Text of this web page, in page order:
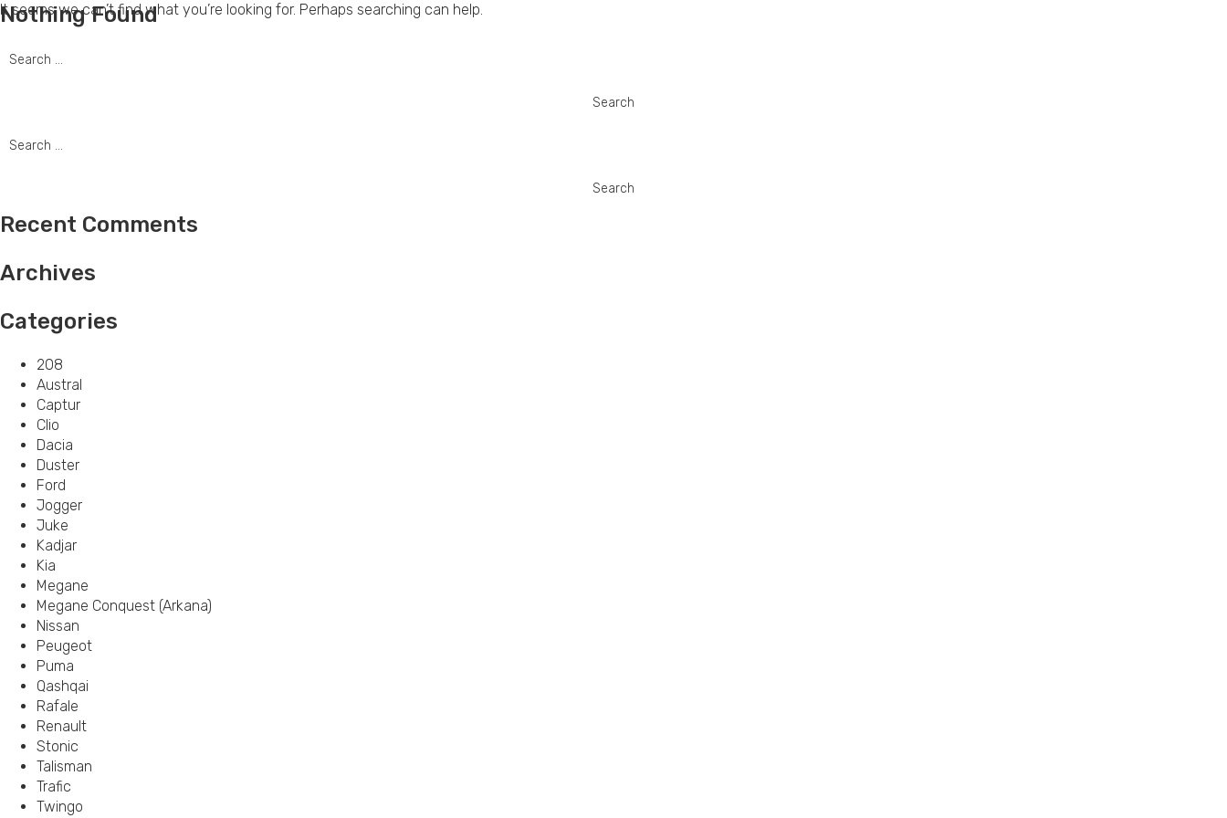
Nothing Found
It seems we can’t find what you’re looking for. Perhaps searching can help.
for:
for:
Recent Comments
Archives
Categories
208
Austral
Captur
Clio
Dacia
Duster
Ford
Jogger
Juke
Kadjar
Kia
Megane
Megane Conquest (Arkana)
Nissan
Peugeot
Puma
Qashqai
Rafale
Renault
Stonic
Talisman
Trafic
Twingo